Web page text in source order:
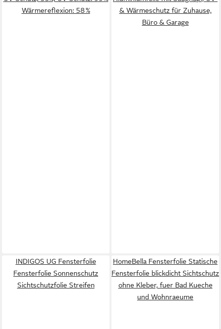
Wärmereflexion: 58 %
& Wärmeschutz für Zuhause,
Büro & Garage
INDIGOS UG Fensterfolie
Fensterfolie Sonnenschutz
Sichtschutzfolie Streifen
HomeBella Fensterfolie Statische
Fensterfolie blickdicht Sichtschutz
ohne Kleber, fuer Bad Kueche
und Wohnraeume